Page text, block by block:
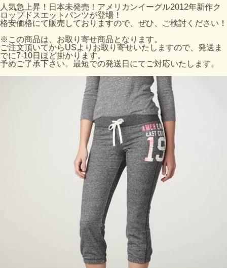
人気急上昇！日本未発売！アメリカンイーグル2012年新作ク
ロップドスエットパンツが登場！
格安価格にて販売しておりますので、ぜひ、ご検討ください！
※この商品は、お取り寄せ商品となります。
ご注文頂いてからUSよりお取り寄せいたしますので、発送ま
でに7-10日ほど掛かります。
予めご了承下さい。最短での発送日にてご対応いたします。